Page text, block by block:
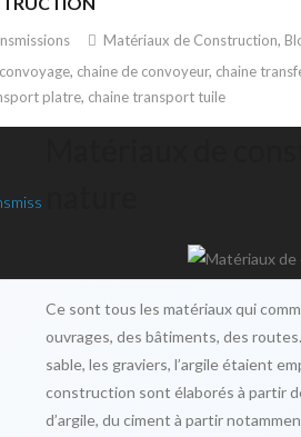
Matériaux de Construction,
, chaine de convoyeur, chaine
platre, chaine transport tuile
Ce sont tous les matériaux qui
ouvrages, des bâtiments, des
sable, les graviers, l’argile étaient
construction sont élaborés à partir
d’argile, du ciment à partir